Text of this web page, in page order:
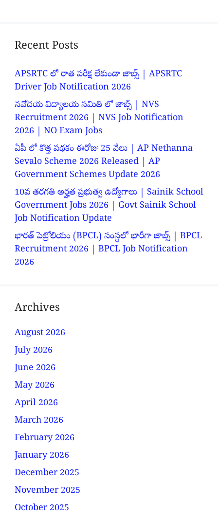
Recent Posts
APSRTC లో రాత పరీక్ష లేకుండా జాబ్స్ | APSRTC
Driver Job Notification 2026
నవోదయ విద్యాలయ సమితి లో జాబ్స్ | NVS
Recruitment 2026 | NVS Job Notification
2026 | NO Exam Jobs
ఏపీ లో కొత్త పథకం ఈరోజు 25 వేలు | AP Nethanna
Sevalo Scheme 2026 Released | AP
Government Schemes Update 2026
10వ తరగతి అర్హత ప్రభుత్వ ఉద్యోగాలు | Sainik School
Government Jobs 2026 | Govt Sainik School
Job Notification Update
భారత్ పెట్రోలియం (BPCL) సంస్థలో భారీగా జాబ్స్ | BPCL
Recruitment 2026 | BPCL Job Notification
2026
Archives
August 2026
July 2026
June 2026
May 2026
April 2026
March 2026
February 2026
January 2026
December 2025
November 2025
October 2025